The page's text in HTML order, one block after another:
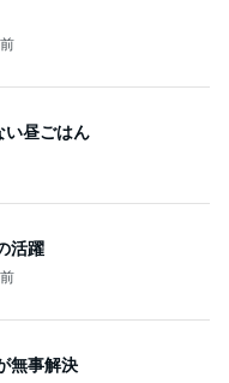
い昼ごはん
活躍
無事解決